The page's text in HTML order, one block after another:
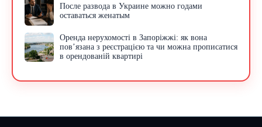
После развода в Украине можно годами
оставаться женатым
Оренда нерухомості в Запоріжжі: як вона
пов’язана з реєстрацією та чи можна прописатися
в орендованій квартирі